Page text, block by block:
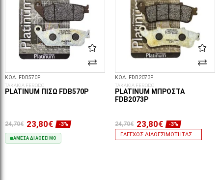
ΚΩΔ. FDB570P
ΤΑΚΑΚΙΑ FERODO
PLATINUM ΠΊΣΩ FDB570P
24,70€ 23,80€ -3%
ΆΜΕΣΑ ΔΙΑΘΈΣΙΜΟ
ΚΩΔ. FDB2073P
ΤΑΚΑΚΙΑ FERODO
PLATINUM ΜΠΡΟΣΤΆ
FDB2073P
24,70€ 23,80€
-3%
ΈΛΕΓΧΟΣ ΔΙΑΘΕΣΙΜΌΤΗΤΑΣ...